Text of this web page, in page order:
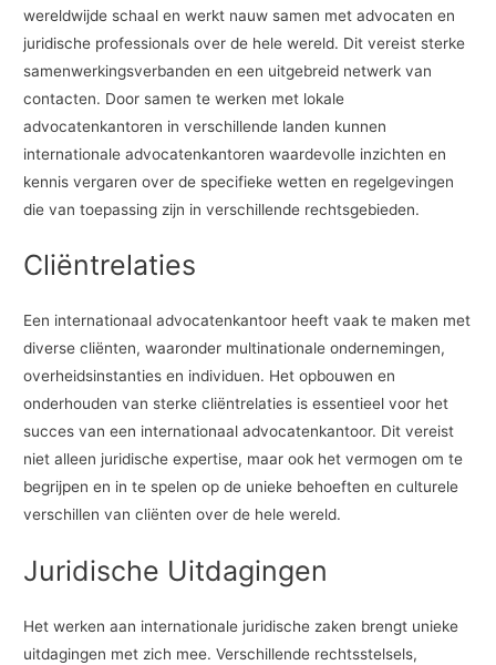
wereldwijde schaal en werkt nauw samen met advocaten en
juridische professionals over de hele wereld. Dit vereist sterke
samenwerkingsverbanden en een uitgebreid netwerk van
contacten. Door samen te werken met lokale
advocatenkantoren in verschillende landen kunnen
internationale advocatenkantoren waardevolle inzichten en
kennis vergaren over de specifieke wetten en regelgevingen
die van toepassing zijn in verschillende rechtsgebieden.
Cliëntrelaties
Een internationaal advocatenkantoor heeft vaak te maken met
diverse cliënten, waaronder multinationale ondernemingen,
overheidsinstanties en individuen. Het opbouwen en
onderhouden van sterke cliëntrelaties is essentieel voor het
succes van een internationaal advocatenkantoor. Dit vereist
niet alleen juridische expertise, maar ook het vermogen om te
begrijpen en in te spelen op de unieke behoeften en culturele
verschillen van cliënten over de hele wereld.
Juridische Uitdagingen
Het werken aan internationale juridische zaken brengt unieke
uitdagingen met zich mee. Verschillende rechtsstelsels,